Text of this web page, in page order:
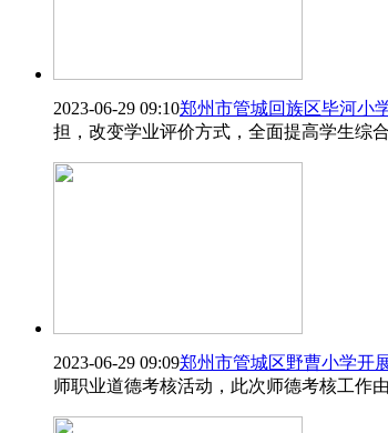
2023-06-29 09:10郑州市管城回族区毕河小
担，改变学业评价方式，全面提高学生综
2023-06-29 09:09郑州市管城区野曹小学开
师职业道德考核活动，此次师德考核工作